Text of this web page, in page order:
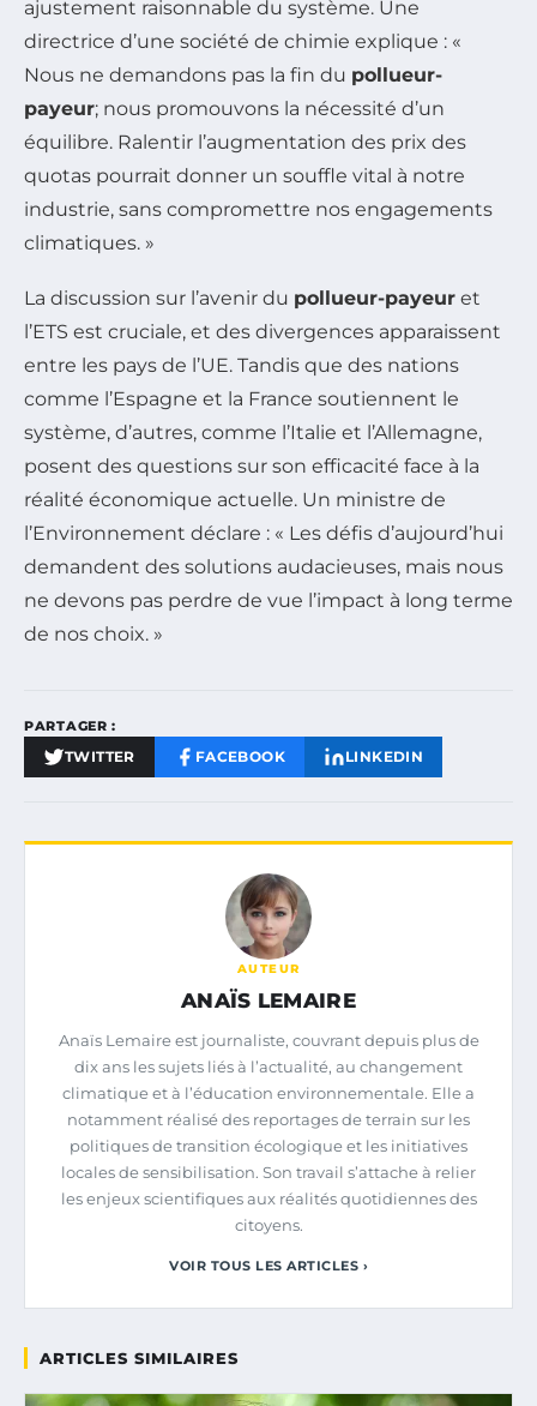
ajustement raisonnable du système. Une
directrice d’une société de chimie explique : «
Nous ne demandons pas la fin du pollueur-
payeur; nous promouvons la nécessité d’un
équilibre. Ralentir l’augmentation des prix des
quotas pourrait donner un souffle vital à notre
industrie, sans compromettre nos engagements
climatiques. »
La discussion sur l’avenir du pollueur-payeur et
l’ETS est cruciale, et des divergences apparaissent
entre les pays de l’UE. Tandis que des nations
comme l’Espagne et la France soutiennent le
système, d’autres, comme l’Italie et l’Allemagne,
posent des questions sur son efficacité face à la
réalité économique actuelle. Un ministre de
l’Environnement déclare : « Les défis d’aujourd’hui
demandent des solutions audacieuses, mais nous
ne devons pas perdre de vue l’impact à long terme
de nos choix. »
PARTAGER :
TWITTER FACEBOOK LINKEDIN
AUTEUR
ANAÏS LEMAIRE
Anaïs Lemaire est journaliste, couvrant depuis plus de
dix ans les sujets liés à l’actualité, au changement
climatique et à l’éducation environnementale. Elle a
notamment réalisé des reportages de terrain sur les
politiques de transition écologique et les initiatives
locales de sensibilisation. Son travail s’attache à relier
les enjeux scientifiques aux réalités quotidiennes des
citoyens.
VOIR TOUS LES ARTICLES ›
ARTICLES SIMILAIRES